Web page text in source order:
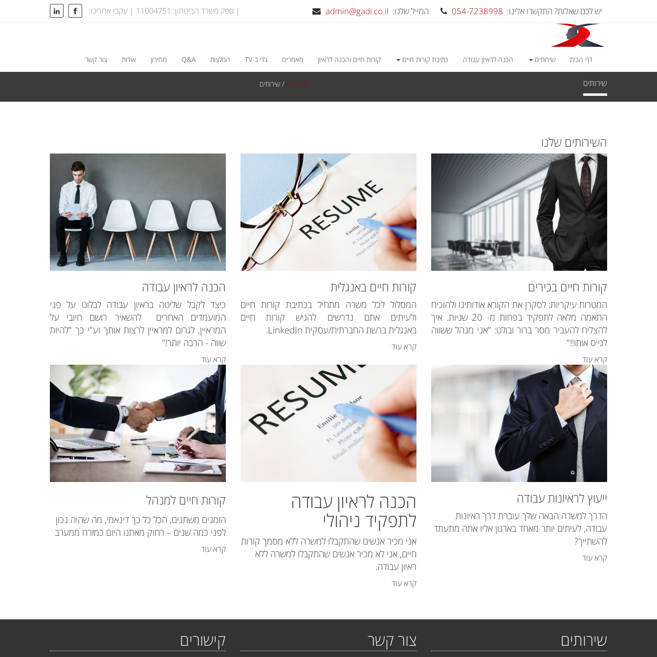
יש לכם שאלות? התקשרו אלינו: 054-7238998 המייל שלנו: admin@gadi.co.il | ספק משרד הביטחון: 11004751 | עקבו אחרינו:
דף הבית שירותים הכנה לראיון עבודה כתיבת קורות חיים קורות חיים והכנה לראיון מאמרים גדי ב-TV המלצות Q&A מחירון אודות צור קשר
שירותים דף הבית / שירותים
השירותים שלנו
קורות חיים בכירים
המטרות עיקריות: לסקרן את הקורא אודותינו ולהוכיח
התאמה מלאה לתפקיד בפחות מ- 20 שניות. איך
להצליח להעביר מסר ברור ובולט: "אני מנהל ששווה
לגייס אותו!!"
קרא עוד
קורות חיים באנגלית
המסלול לכל משרה מתחיל בכתיבת קורות חיים
ולעיתים אתם נדרשים להגיש קורות חיים
באנגלית ברשת החברתית/עסקית LinkedIn.
קרא עוד
הכנה לראיון עבודה
כיצד לקבל שליטה בראיון עבודה לבלוט על פני
המועמדים האחרים להשאיר רושם חיובי על
המראיין, לגרום למראיין לרצות אותך וע"י כך "להיות
שווה - הרבה יותר!"
קרא עוד
ייעוץ לראיונות עבודה
הדרך למשרה הבאה שלך עוברת דרך ראיונות
עבודה, לעיתים יותר מאחד בארגון אליו אתה מתעתד
להשתייך?
קרא עוד
הכנה לראיון עבודה
לתפקיד ניהולי
אני מכיר אנשים שהתקבלו למשרה ללא מסמך קורות
חיים, אני לא מכיר אנשים שהתקבלו למשרה ללא
ראיון עבודה.
קרא עוד
קורות חיים למנהל
הזמנים משתנים, הכל כל כך דינאמי, מה שהיה נכון
לפני כמה שנים – רחוק מאתנו היום כמזרח ממערב
קרא עוד
שירותים צור קשר קישורים